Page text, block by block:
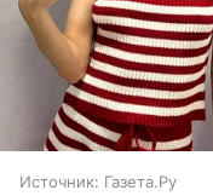
Источник: Газета.Ру